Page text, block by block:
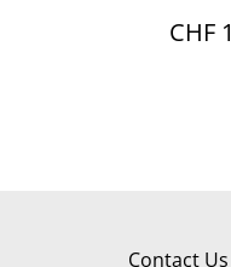
CHF
Contact Us